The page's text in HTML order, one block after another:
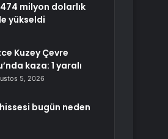
milyon dolarlık
yükseldi
Kuzey Çevre
kaza: 1 yaralı
5, 2026
bugün neden